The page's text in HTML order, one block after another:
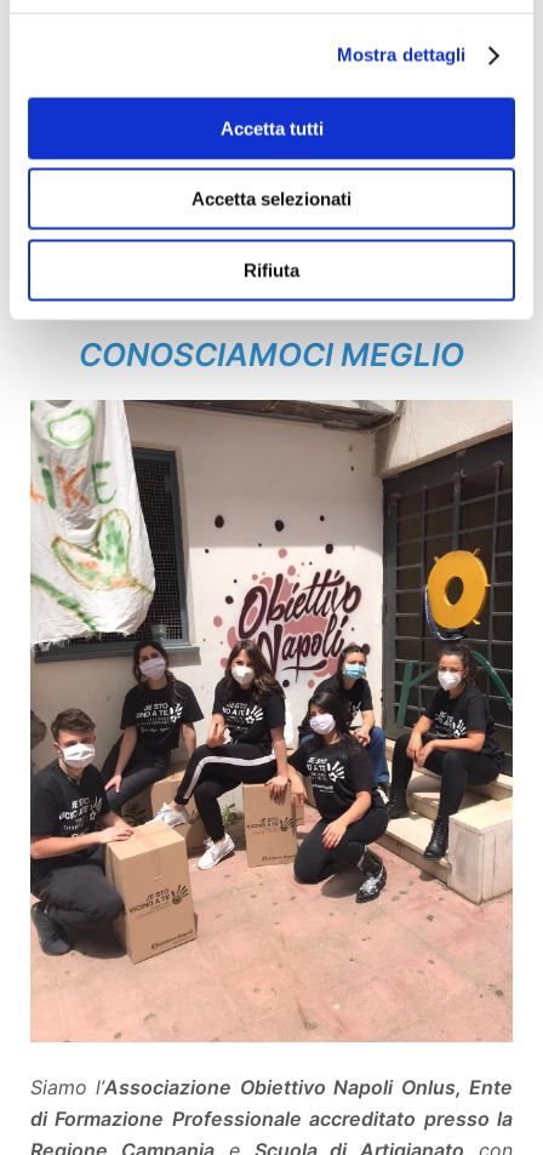
Mostra dettagli
Accetta tutti
Accetta selezionati
Rifiuta
caricarlo di un sentimento tanto intenso da poter
viaggiare da persona a persona pur
nell'impossibilità di stringersi in un grande
CONOSCIAMOCI MEGLIO
Siamo l’Associazione Obiettivo Napoli Onlus,Ente
di Formazione Professionale accreditato presso la